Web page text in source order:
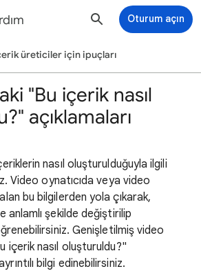
Oturum açın
üreticiler için ipuçları
"Bu içerik nasıl
açıklamaları
nasıl oluşturulduğuyla ilgili
Video oynatıcıda veya video
bu bilgilerden yola çıkarak,
anlamlı şekilde değiştirilip
Genişletilmiş video
içerik nasıl oluşturuldu?"
bilgi edinebilirsiniz.